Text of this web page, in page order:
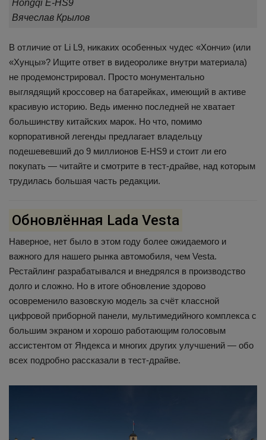
Hongqi E-HS9
Вячеслав Крылов
В отличие от Li L9, никаких особенных чудес «Хончи» (или
«Хунцы»? Ищите ответ в видеоролике внутри материала)
не продемонстрировал. Просто монументально
выглядящий кроссовер на батарейках, имеющий в активе
красивую историю. Ведь именно последней не хватает
большинству китайских марок. Но что, помимо
корпоративной легенды предлагает владельцу
подешевевший до 9 миллионов E-HS9 и стоит ли его
покупать — читайте и смотрите в тест-драйве, над которым
трудилась большая часть редакции.
Обновлённая Lada Vesta
Наверное, нет было в этом году более ожидаемого и
важного для нашего рынка автомобиля, чем Vesta.
Рестайлинг разрабатывался и внедрялся в производство
долго и сложно. Но в итоге обновление здорово
осовременило вазовскую модель за счёт классной
цифровой приборной панели, мультимедийного комплекса с
большим экраном и хорошо работающим голосовым
ассистентом от Яндекса и многих других улучшений — обо
всех подробно рассказали в тест-драйве.